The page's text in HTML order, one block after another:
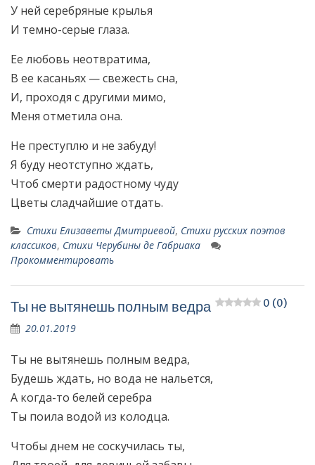
У ней серебряные крылья
И темно-серые глаза.
Ее любовь неотвратима,
В ее касаньях — свежесть сна,
И, проходя с другими мимо,
Меня отметила она.
Не преступлю и не забуду!
Я буду неотступно ждать,
Чтоб смерти радостному чуду
Цветы сладчайшие отдать.
Стихи Елизаветы Дмитриевой, Стихи русских поэтов
классиков, Стихи Черубины де Габриака
Прокомментировать
Ты не вытянешь полным ведра 0 (0)
20.01.2019
Ты не вытянешь полным ведра,
Будешь ждать, но вода не нальется,
А когда-то белей серебра
Ты поила водой из колодца.
Чтобы днем не соскучилась ты,